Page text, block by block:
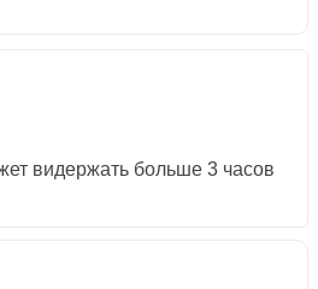
видержать больше 3 часов